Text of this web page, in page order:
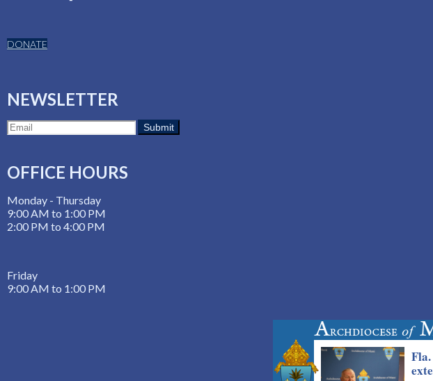
DONATE
NEWSLETTER
OFFICE HOURS
Monday - Thursday
9:00 AM to 1:00 PM
2:00 PM to 4:00 PM
Friday
9:00 AM to 1:00 PM